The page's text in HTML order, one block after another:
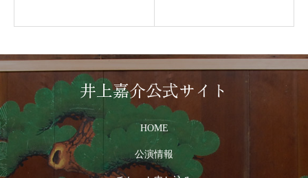
井上嘉介公式サイト
HOME
公演情報